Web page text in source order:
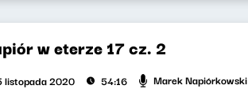
w eterze 17 cz. 2
listopada 2020 54:16 Marek Napiórkowski